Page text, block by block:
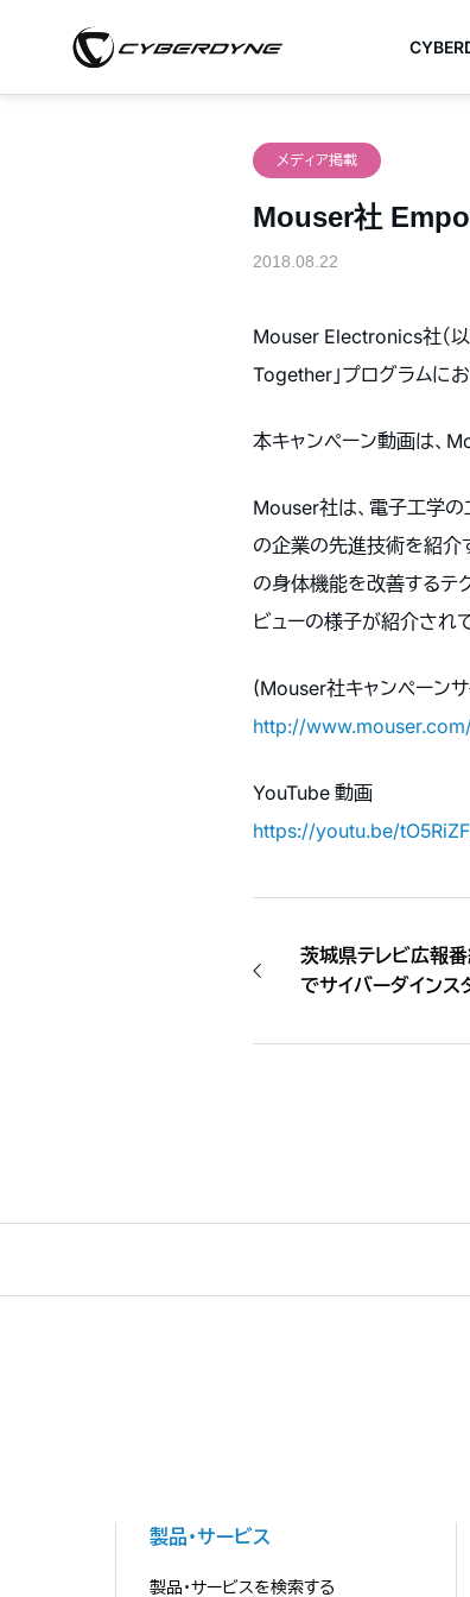
メディア掲載
Mouser社
2018.08.22
Mouser Electronics社（
Together」プログラムに
本キャンペーン動画は、
Mouser社は、電子工学の
の企業の先進技術を紹介
の身体機能を改善するテ
ビューの様子が紹介され
(Mouser社キャンペーンサ
http://
YouTube 動画
https://youtu.be/
茨城県テレビ広報番
でサイバーダインス
製品・サービス
製品・サービスを検索する